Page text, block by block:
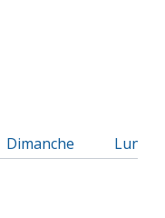
08 août 2026
Horaire du Dimanche
Dimanche Lundi